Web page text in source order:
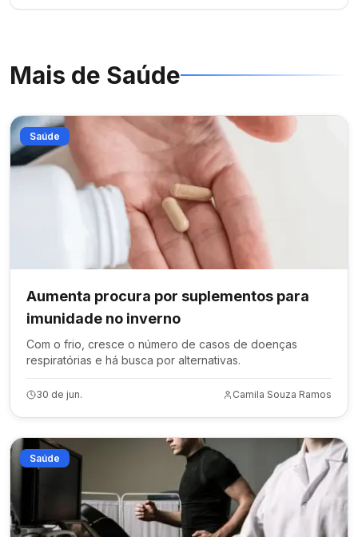
Mais de Saúde
Saúde
Aumenta procura por suplementos para
imunidade no inverno
Com o frio, cresce o número de casos de doenças
respiratórias e há busca por alternativas.
30 de jun. Camila Souza Ramos
Saúde